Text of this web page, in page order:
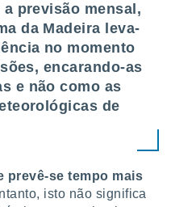
previsão mensal,
da Madeira leva-
no momento
encarando-as
e não como as
de
prevê-se tempo mais
isto não significa